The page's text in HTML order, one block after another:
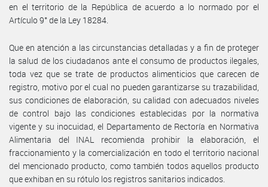
en el territorio de la República de acuerdo a lo normado por el
Artículo 9° de la Ley 18284.
Que en atención a las circunstancias detalladas y a fin de proteger
la salud de los ciudadanos ante el consumo de productos ilegales,
toda vez que se trate de productos alimenticios que carecen de
registro, motivo por el cual no pueden garantizarse su trazabilidad,
sus condiciones de elaboración, su calidad con adecuados niveles
de control bajo las condiciones establecidas por la normativa
vigente y su inocuidad, el Departamento de Rectoría en Normativa
Alimentaria del INAL recomienda prohibir la elaboración, el
fraccionamiento y la comercialización en todo el territorio nacional
del mencionado producto, como también todos aquellos producto
que exhiban en su rótulo los registros sanitarios indicados.